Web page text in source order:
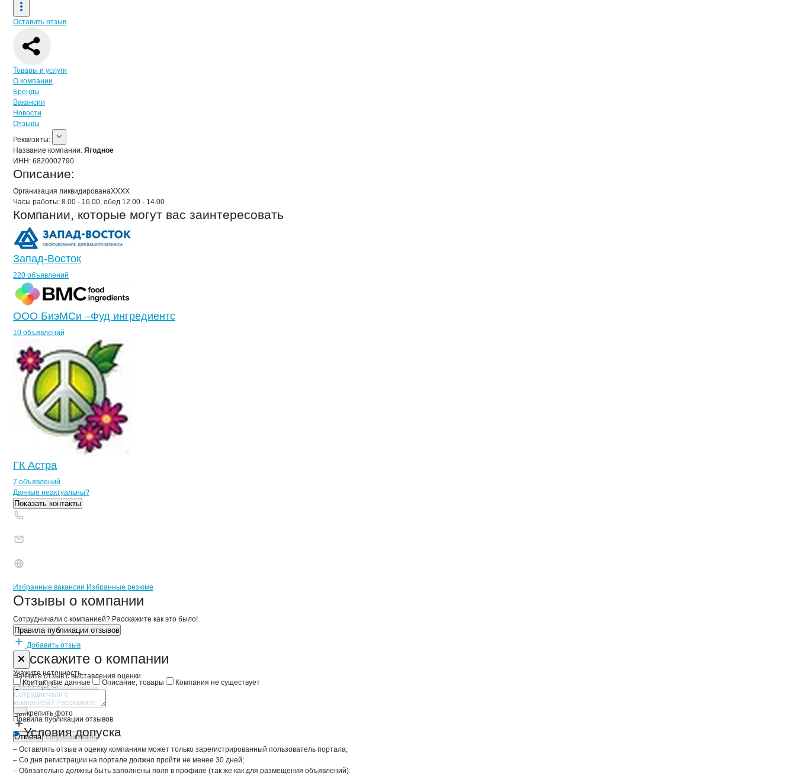
Оставить отзыв
Навигация по странице
Товары и услуги
О компании
Бренды
Вакансии
Новости
Отзывы
О компании
Реквизиты
Реквизиты:
Название компании: Ягодное
ИНН: 6820002790
Описание:
Организация ликвидированаХХХХ
Часы работы: 8.00 - 16.00, обед 12.00 - 14.00
Компании, которые могут вас заинтересовать
Запад-Восток
220 объявлений
ООО БиэМСи –Фуд ингредиентс
10 объявлений
ГК Астра
7 объявлений
Контактыкомпании
+7(800)000-00-..
Данные неактуальны?
Показать контакты
Брендыкомпани Ягодное
Вакансии вЯгодное
Избранные вакансии Избранные резюме
Новости oЯгодное, ОАО
Отзывы о компании
Сотрудничали с компанией? Расскажите как это было!
Правила публикации отзывов
Добавить отзыв
Расскажите о компании
Начните отзыв с выставления оценки
Прикрепить фото
Отмена Опубликовать
Форма обратной связи о неточностях на странице
Укажите неточность
Контактные данные
Описание, товары Компания не существует
Отмена Опубликовать
Правила публикации отзывов
Условия допуска
– Оставлять отзыв и оценку компаниям может только зарегистрированный пользователь портала;
– Со дня регистрации на портале должно пройти не менее 30 дней;
– Обязательно должны быть заполнены поля в профиле (так же как для размещения объявлений).